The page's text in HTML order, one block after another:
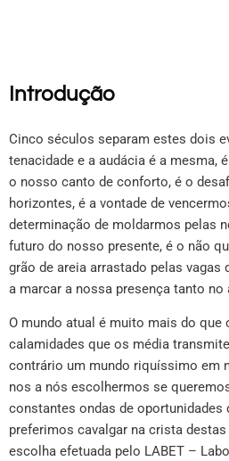
Introdução
Cinco séculos separam estes dois
tenacidade e a audácia é a mesma,
o nosso canto de conforto, é o
horizontes, é a vontade de
determinação de moldarmos pelas
futuro do nosso presente, é o não
grão de areia arrastado pelas vagas
a marcar a nossa presença tanto
O mundo atual é muito mais do que
calamidades que os média
contrário um mundo riquíssimo em
nos a nós escolhermos se
constantes ondas de oportunidades
preferimos cavalgar na crista
escolha efetuada pelo LABET –